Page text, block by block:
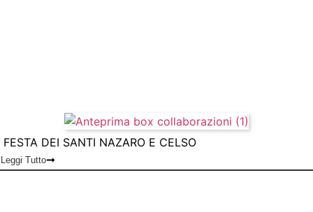
FESTA DEI SANTI NAZARO E CELSO
Leggi Tutto